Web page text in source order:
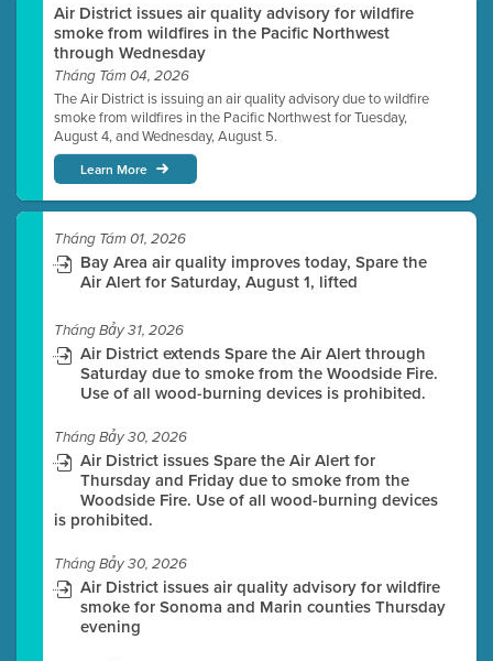
Air District issues air quality advisory for wildfire
smoke from wildfires in the Pacific Northwest
through Wednesday
Tháng Tám 04, 2026
The Air District is issuing an air quality advisory due to wildfire
smoke from wildfires in the Pacific Northwest for Tuesday,
August 4, and Wednesday, August 5.
Learn More
Tháng Tám 01, 2026
Bay Area air quality improves today, Spare the
Air Alert for Saturday, August 1, lifted
Tháng Bảy 31, 2026
Air District extends Spare the Air Alert through
Saturday due to smoke from the Woodside Fire.
Use of all wood-burning devices is prohibited.
Tháng Bảy 30, 2026
Air District issues Spare the Air Alert for
Thursday and Friday due to smoke from the
Woodside Fire. Use of all wood-burning devices
is prohibited.
Tháng Bảy 30, 2026
Air District issues air quality advisory for wildfire
smoke for Sonoma and Marin counties Thursday
evening